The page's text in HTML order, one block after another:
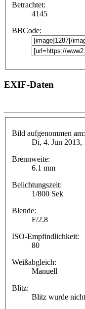
Betrachtet:
4145
BBCode:
EXIF-Daten
Bild aufgenommen am:
Di, 4. Jun 2013,
Brennweite:
6.1 mm
Belichtungszeit:
1/800 Sek
Blende:
F/2.8
ISO-Empfindlichkeit:
80
Weißabgleich:
Manuell
Blitz:
Blitz wurde